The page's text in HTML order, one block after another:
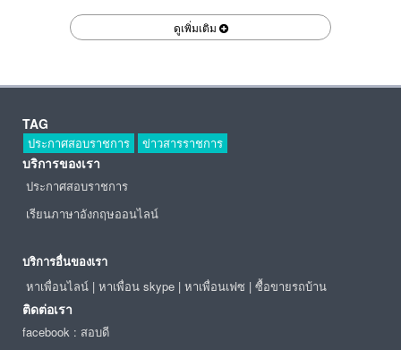
ดูเพิ่มเติม
TAG
ประกาศสอบราชการ ข่าวสารราชการ
บริการของเรา
ประกาศสอบราชการ
เรียนภาษาอังกฤษออนไลน์
บริการอื่นของเรา
หาเพื่อนไลน์ | หาเพื่อน skype | หาเพื่อนเฟซ | ซื้อขายรถบ้าน
ติดต่อเรา
facebook : สอบดี